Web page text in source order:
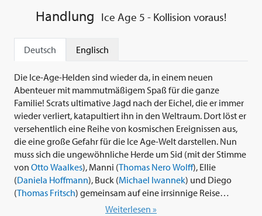
Handlung Ice Age 5 - Kollision voraus!
Deutsch Englisch
Die Ice-Age-Helden sind wieder da, in einem neuen
Abenteuer mit mammutmäßigem Spaß für die ganze
Familie! Scrats ultimative Jagd nach der Eichel, die er immer
wieder verliert, katapultiert ihn in den Weltraum. Dort löst er
versehentlich eine Reihe von kosmischen Ereignissen aus,
die eine große Gefahr für die Ice Age-Welt darstellen. Nun
muss sich die ungewöhnliche Herde um Sid (mit der Stimme
von Otto Waalkes), Manni (Thomas Nero Wolff), Ellie
(Daniela Hoffmann), Buck (Michael Iwannek) und Diego
(Thomas Fritsch) gemeinsam auf eine irrsinnige Reise
machen, voll mit turbulenter Action und neuen
Weiterlesen »